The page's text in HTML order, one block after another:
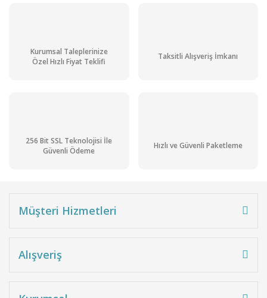
Kurumsal Taleplerinize
Özel Hızlı Fiyat Teklifi
Taksitli Alışveriş İmkanı
256 Bit SSL Teknolojisi İle
Güvenli Ödeme
Hızlı ve Güvenli Paketleme
Müşteri Hizmetleri
Alışveriş